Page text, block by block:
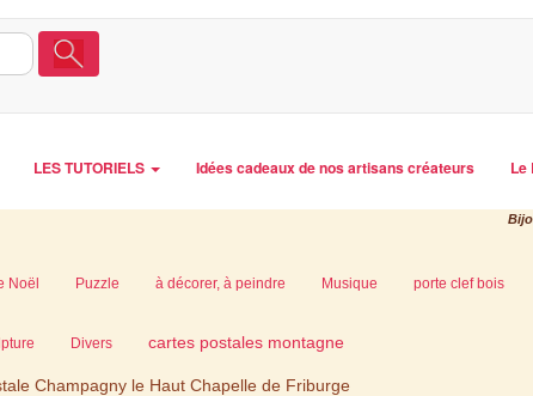
LES TUTORIELS Idées cadeaux de nos artisans créateurs Le
Noël Puzzle à décorer, à peindre Musique porte clef bois
Divers cartes postales montagne
Champagny le Haut Chapelle de Friburge